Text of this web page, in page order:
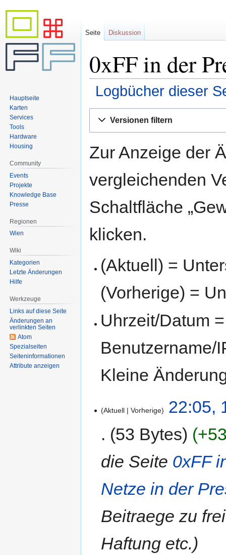
0xFF in der
Logbücher dieser
Navigation
Suche
Versionen filtern
Zur Anzeige der
vergleichenden
Schaltfläche
klicken.
(Aktuell) =
(Vorherige) =
Uhrzeit/Datum
Benutzername/
Kleine
Aktuell Vorherige
22:05,
53 Bytes
die Seite 0xFF
Netze in der
Beitraege zu
Haftung etc.
Seite Diskussion
Hauptseite
Karten
Services
Tools
Hardware
Housing
Community
Events
Projekte
Knowledge Base
Presse
Regionen
Wien
Wiki
Kategorien
Letzte Änderungen
Hilfe
Werkzeuge
Links auf diese Seite
Änderungen an
verlinkten Seiten
Atom
Spezialseiten
Seiten­informationen
Attribute anzeigen